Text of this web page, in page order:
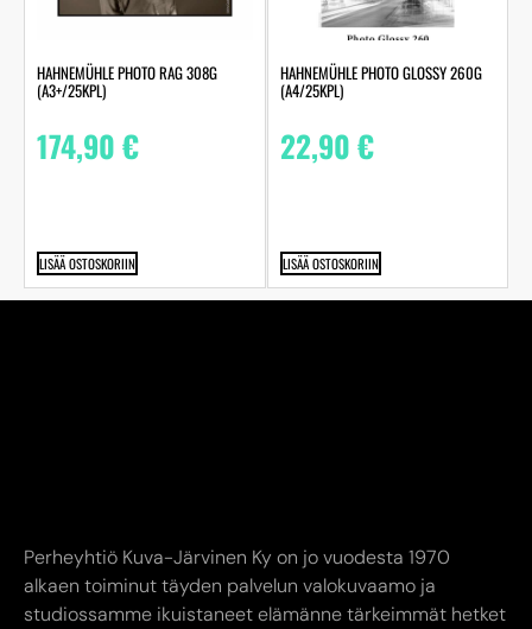
HAHNEMÜHLE PHOTO RAG 308G
(A3+/25KPL)
174,90€
LISÄÄ OSTOSKORIIN
HAHNEMÜHLE PHOTO GLOSSY 260G
(A4/25KPL)
22,90€
LISÄÄ OSTOSKORIIN
Perheyhtiö Kuva-Järvinen Ky on jo vuodesta 1970
alkaen toiminut täyden palvelun valokuvaamo ja
studiossamme ikuistaneet elämänne tärkeimmät hetket